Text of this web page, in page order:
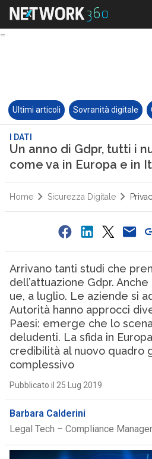
Ultimi articoli Sovranità digitale
I DATI
Un anno di Gdpr, tutti i
come va in Europa e in
Home Sicurezza Digitale
Arrivano tanti studi che
dell’attuazione Gdpr.
ue, a luglio. Le aziende si
Autorità hanno approcci
Paesi: emerge che lo
deludenti. La sfida in
credibilità al nuovo quadro
complessivo
Pubblicato il 25 Lug 2019
Barbara Calderini
Legal Tech – Compliance Manager